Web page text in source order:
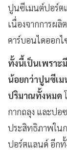
ปูนซีเมนต์ปอร์ต
เนื่องจากการผ
คาร์บอนไดออกไ
ทั้งนี้เป็นเพรา
น้อยกว่าปูนซีเ
ปริมาณทั้งหมด
กากถลุง และป
ประสิทธิภาพใน
ปอร์ตแลนด์ อีกทั้